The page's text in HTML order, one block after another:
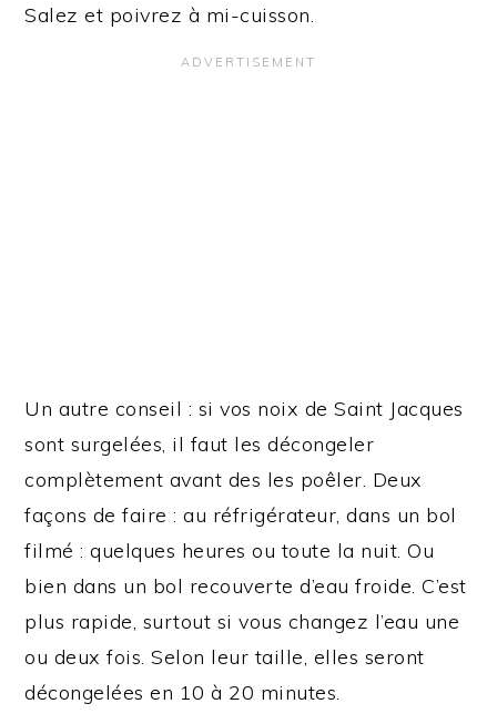
Salez et poivrez à mi-cuisson.
Un autre conseil : si vos noix de Saint Jacques
sont surgelées, il faut les décongeler
complètement avant des les poêler. Deux
façons de faire : au réfrigérateur, dans un bol
filmé : quelques heures ou toute la nuit. Ou
bien dans un bol recouverte d’eau froide. C’est
plus rapide, surtout si vous changez l’eau une
ou deux fois. Selon leur taille, elles seront
décongelées en 10 à 20 minutes.